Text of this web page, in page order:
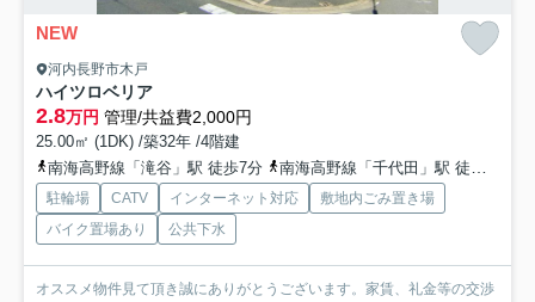
NEW
河内長野市木戸
ハイツロベリア
2.8万円 管理/共益費2,000円
25.00㎡ (1DK) /築32年 /4階建
南海高野線「滝谷」駅 徒歩7分
南海高野線「千代田」駅 徒歩16分
駐輪場 CATV インターネット対応
敷地内ごみ置き場
バイク置場あり
公共下水
オススメ物件見て頂き誠にありがとうございます。家賃、礼金等の交渉